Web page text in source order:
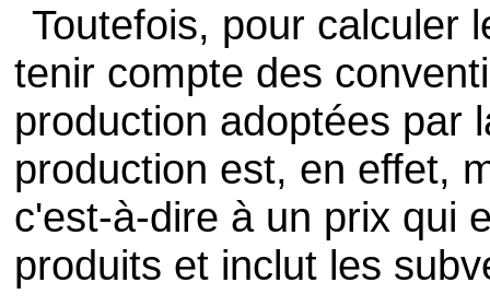
Toutefois, pour calculer
tenir compte des
production adoptées par
production est, en effet,
c'est-à-dire à un prix qui
produits et inclut les